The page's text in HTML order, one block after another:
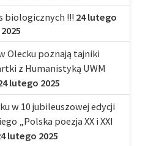
biologicznych !!! 24 lutego
2025
Olecku poznają tajniki
z Humanistyką UWM
lutego 2025
w 10 jubileuszowej edycji
„Polska poezja XX i XXI
lutego 2025